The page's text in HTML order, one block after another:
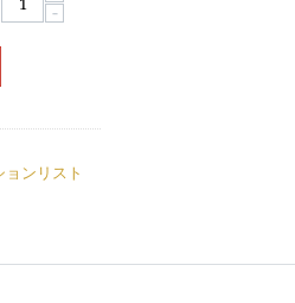
−
ンリスト